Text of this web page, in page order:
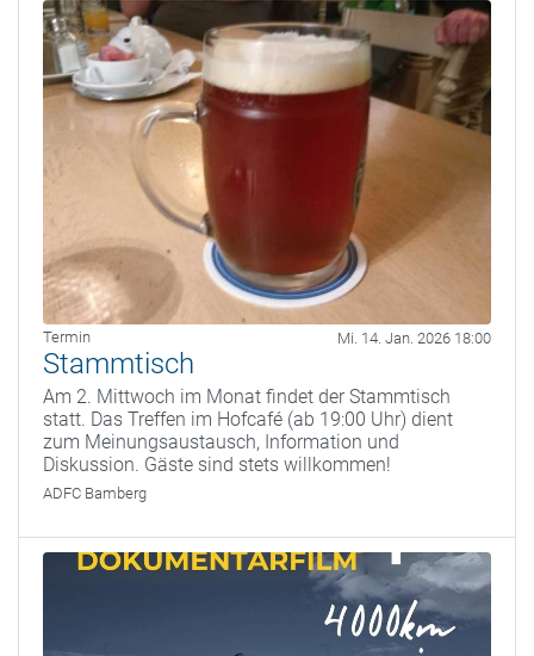
Termin Mi. 14. Jan. 2026 18:00
Stammtisch
Am 2. Mittwoch im Monat findet der Stammtisch
statt. Das Treffen im Hofcafé (ab 19:00 Uhr) dient
zum Meinungsaustausch, Information und
Diskussion. Gäste sind stets willkommen!
ADFC Bamberg